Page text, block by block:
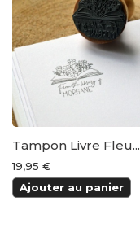
Tampon Livre Fleu...
19,95 €
Ajouter au panier